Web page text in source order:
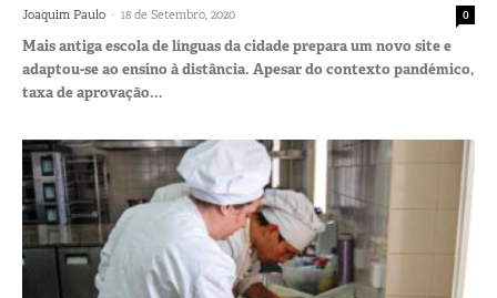
Joaquim Paulo - 18 de Setembro, 2020 0
Mais antiga escola de línguas da cidade prepara um novo site e
adaptou-se ao ensino à distância. Apesar do contexto pandémico,
taxa de aprovação...